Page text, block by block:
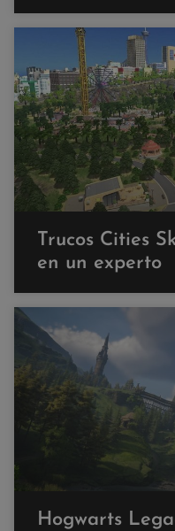
Trucos Cities
en un experto
Hogwarts